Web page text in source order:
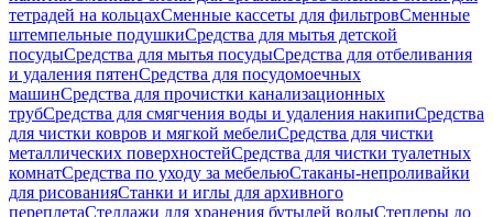
тетрадей на кольцахСменные кассеты для фильтровСменные
штемпельные подушкиСредства для мытья детской
посудыСредства для мытья посудыСредства для отбеливания
и удаления пятенСредства для посудомоечных
машинСредства для прочистки канализационных
трубСредства для смягчения воды и удаления накипиСредства
для чистки ковров и мягкой мебелиСредства для чистки
металлических поверхностейСредства для чистки туалетных
комнатСредства по уходу за мебельюСтаканы-непроливайки
для рисованияСтанки и иглы для архивного
переплетаСтеллажи для хранения бутылей водыСтеплеры до